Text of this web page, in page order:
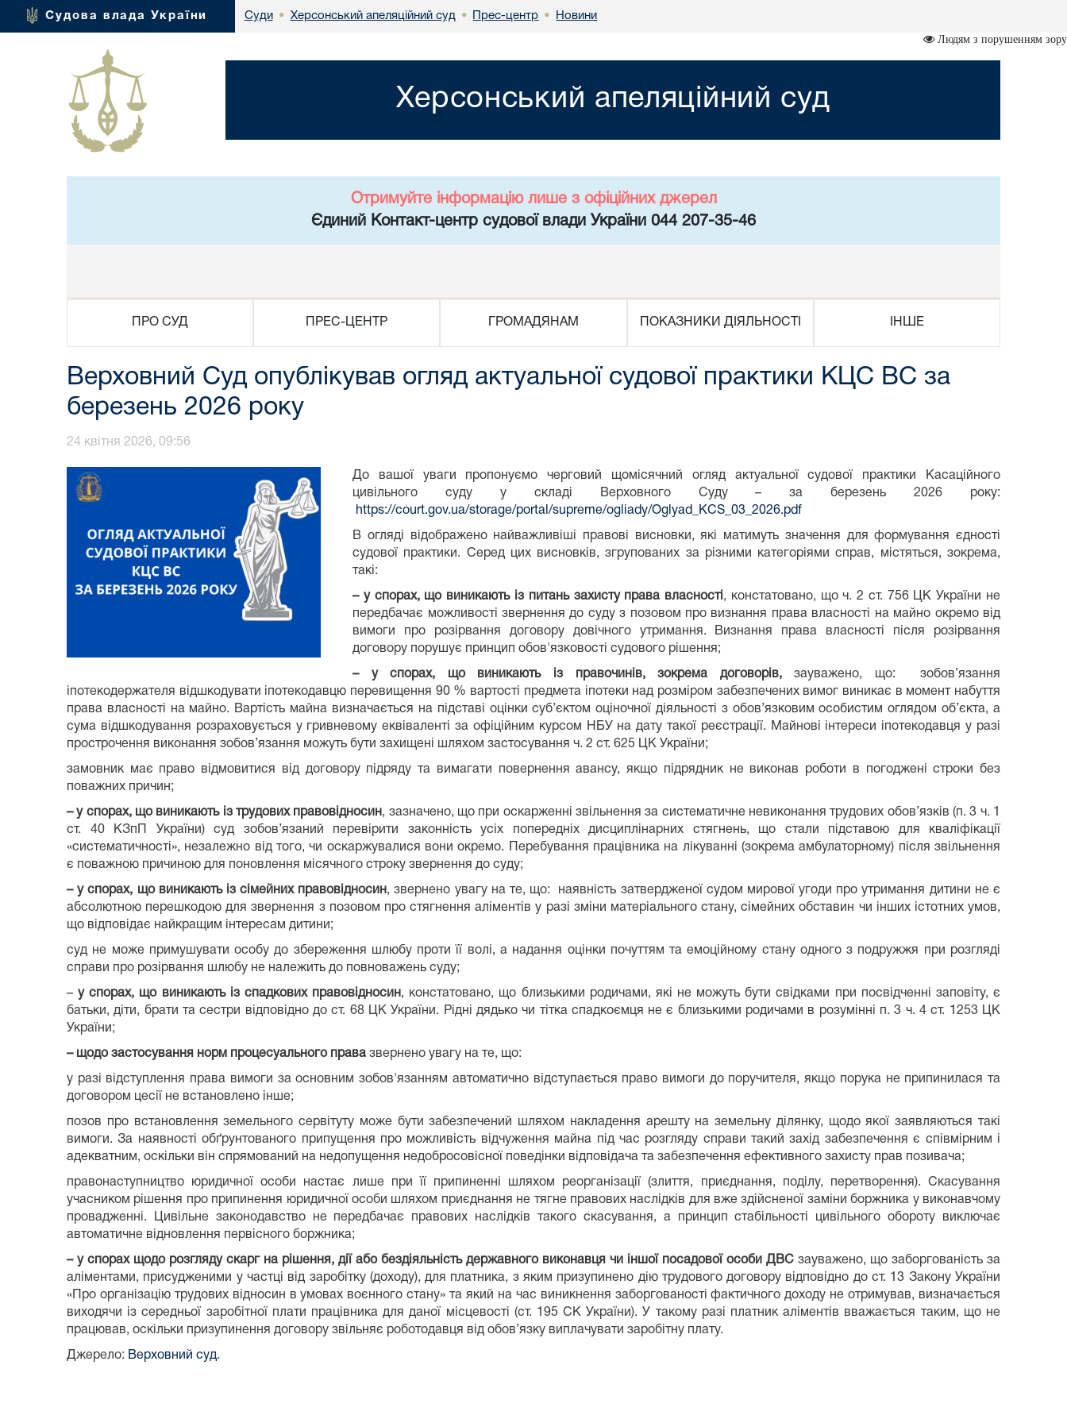
Судова влада України Суди • Херсонський апеляційний суд • Прес-центр • Новини
Людям з порушенням зору
Херсонський апеляційний суд
Отримуйте інформацію лише з офіційних джерел
Єдиний Контакт-центр судової влади України 044 207-35-46
ПРО СУД ПРЕС-ЦЕНТР ГРОМАДЯНАМ ПОКАЗНИКИ ДІЯЛЬНОСТІ ІНШЕ
Верховний Суд опублікував огляд актуальної судової практики КЦС ВС за
березень 2026 року
24 квітня 2026, 09:56
До вашої уваги пропонуємо черговий щомісячний огляд актуальної судової практики Касаційного
цивільного суду у складі Верховного Суду – за березень 2026 року:
https://court.gov.ua/storage/portal/supreme/ogliady/Oglyad_KCS_03_2026.pdf
В огляді відображено найважливіші правові висновки, які матимуть значення для формування єдності
судової практики. Серед цих висновків, згрупованих за різними категоріями справ, містяться, зокрема,
такі:
– у спорах, що виникають із питань захисту права власності, констатовано, що ч. 2 ст. 756 ЦК України не
передбачає можливості звернення до суду з позовом про визнання права власності на майно окремо від
вимоги про розірвання договору довічного утримання. Визнання права власності після розірвання
договору порушує принцип обов'язковості судового рішення;
– у спорах, що виникають із правочинів, зокрема договорів,зауважено, що: зобов’язання
іпотекодержателя відшкодувати іпотекодавцю перевищення 90 % вартості предмета іпотеки над розміром забезпечених вимог виникає в момент набуття
права власності на майно. Вартість майна визначається на підставі оцінки суб’єктом оціночної діяльності з обов’язковим особистим оглядом об’єкта, а
сума відшкодування розраховується у гривневому еквіваленті за офіційним курсом НБУ на дату такої реєстрації. Майнові інтереси іпотекодавця у разі
прострочення виконання зобов’язання можуть бути захищені шляхом застосування ч. 2 ст. 625 ЦК України;
замовник має право відмовитися від договору підряду та вимагати повернення авансу, якщо підрядник не виконав роботи в погоджені строки без
поважних причин;
– у спорах, що виникають із трудових правовідносин, зазначено, що при оскарженні звільнення за систематичне невиконання трудових обов’язків (п. 3 ч. 1
ст. 40 КЗпП України) суд зобов’язаний перевірити законність усіх попередніх дисциплінарних стягнень, що стали підставою для кваліфікації
«систематичності», незалежно від того, чи оскаржувалися вони окремо. Перебування працівника на лікуванні (зокрема амбулаторному) після звільнення
є поважною причиною для поновлення місячного строку звернення до суду;
– у спорах, що виникають із сімейних правовідносин, звернено увагу на те, що: наявність затвердженої судом мирової угоди про утримання дитини не є
абсолютною перешкодою для звернення з позовом про стягнення аліментів у разі зміни матеріального стану, сімейних обставин чи інших істотних умов,
що відповідає найкращим інтересам дитини;
суд не може примушувати особу до збереження шлюбу проти її волі, а надання оцінки почуттям та емоційному стану одного з подружжя при розгляді
справи про розірвання шлюбу не належить до повноважень суду;
–у спорах, що виникають із спадкових правовідносин, констатовано, що близькими родичами, які не можуть бути свідками при посвідченні заповіту, є
батьки, діти, брати та сестри відповідно до ст. 68 ЦК України. Рідні дядько чи тітка спадкоємця не є близькими родичами в розумінні п. 3 ч. 4 ст. 1253 ЦК
України;
– щодо застосування норм процесуального права звернено увагу на те, що:
у разі відступлення права вимоги за основним зобов'язанням автоматично відступається право вимоги до поручителя, якщо порука не припинилася та
договором цесії не встановлено інше;
позов про встановлення земельного сервітуту може бути забезпечений шляхом накладення арешту на земельну ділянку, щодо якої заявляються такі
вимоги. За наявності обґрунтованого припущення про можливість відчуження майна під час розгляду справи такий захід забезпечення є співмірним і
адекватним, оскільки він спрямований на недопущення недобросовісної поведінки відповідача та забезпечення ефективного захисту прав позивача;
правонаступництво юридичної особи настає лише при її припиненні шляхом реорганізації (злиття, приєднання, поділу, перетворення). Скасування
учасником рішення про припинення юридичної особи шляхом приєднання не тягне правових наслідків для вже здійсненої заміни боржника у виконавчому
провадженні. Цивільне законодавство не передбачає правових наслідків такого скасування, а принцип стабільності цивільного обороту виключає
автоматичне відновлення первісного боржника;
– у спорах щодо розгляду скарг на рішення, дії або бездіяльність державного виконавця чи іншої посадової особи ДВС зауважено, що заборгованість за
аліментами, присудженими у частці від заробітку (доходу), для платника, з яким призупинено дію трудового договору відповідно до ст. 13 Закону України
«Про організацію трудових відносин в умовах воєнного стану» та який на час виникнення заборгованості фактичного доходу не отримував, визначається
виходячи із середньої заробітної плати працівника для даної місцевості (ст. 195 СК України). У такому разі платник аліментів вважається таким, що не
працював, оскільки призупинення договору звільняє роботодавця від обов’язку виплачувати заробітну плату.
Джерело: Верховний суд.